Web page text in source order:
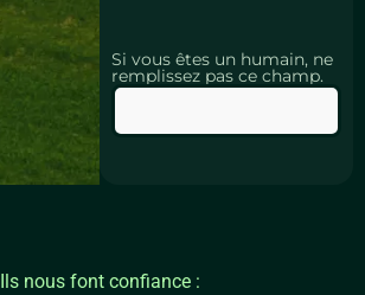
Si vous êtes un humain, ne
remplissez pas ce champ.
Ils nous font confiance :